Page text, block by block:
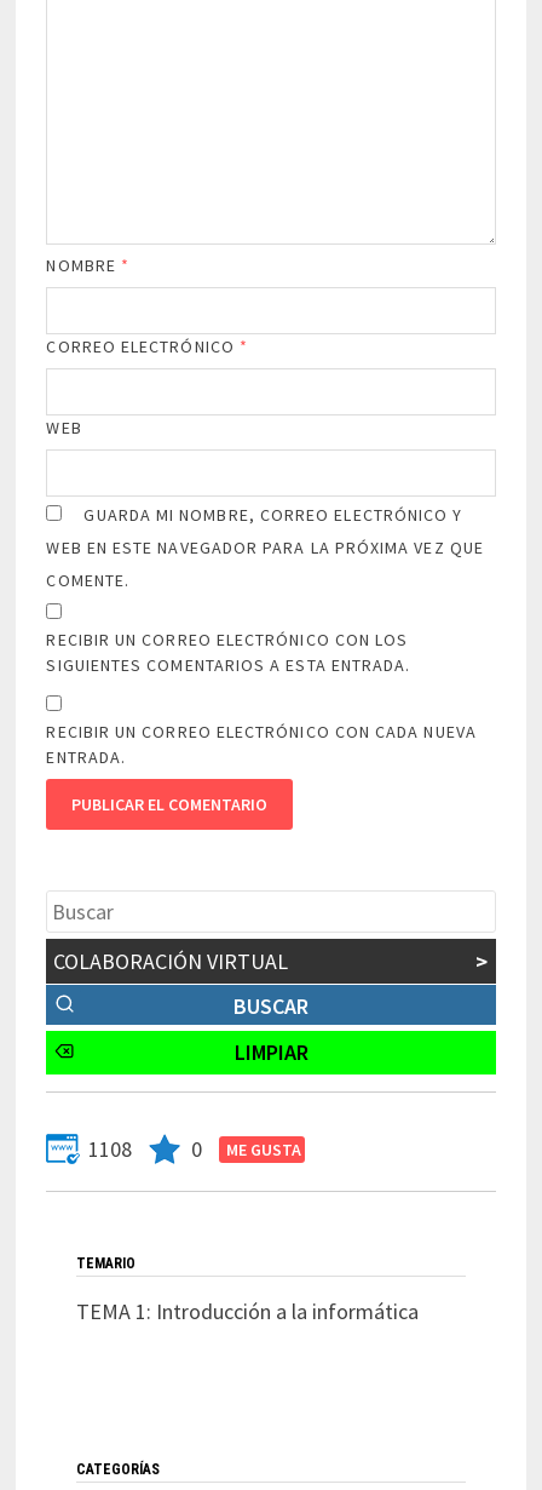
NOMBRE *
CORREO ELECTRÓNICO *
WEB
GUARDA MI NOMBRE, CORREO ELECTRÓNICO Y
WEB EN ESTE NAVEGADOR PARA LA PRÓXIMA VEZ QUE
COMENTE.
RECIBIR UN CORREO ELECTRÓNICO CON LOS
SIGUIENTES COMENTARIOS A ESTA ENTRADA.
RECIBIR UN CORREO ELECTRÓNICO CON CADA NUEVA
ENTRADA.
COLABORACIÓN VIRTUAL >
1108 0
TEMARIO
TEMA 1: Introducción a la informática
CATEGORÍAS